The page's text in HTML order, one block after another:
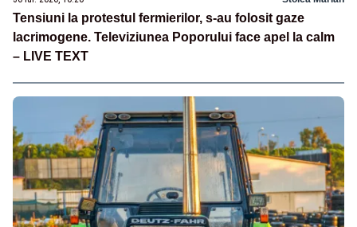
Tensiuni la protestul fermierilor, s-au folosit gaze
lacrimogene. Televiziunea Poporului face apel la calm
– LIVE TEXT